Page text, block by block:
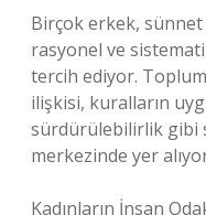
Birçok erkek, sünnet
rasyonel ve
tercih ediyor.
ilişkisi, kuralların
sürdürülebilirlik gibi
merkezinde yer
Kadınların İnsan